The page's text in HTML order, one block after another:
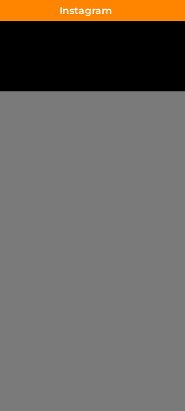
Instagram